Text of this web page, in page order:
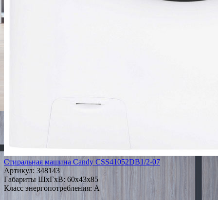
Стиральная машина Candy CSS41052DB1/2-07
Артикул: 348143
Габариты ШxГxВ: 60x43x85
Класс энергопотребления: A